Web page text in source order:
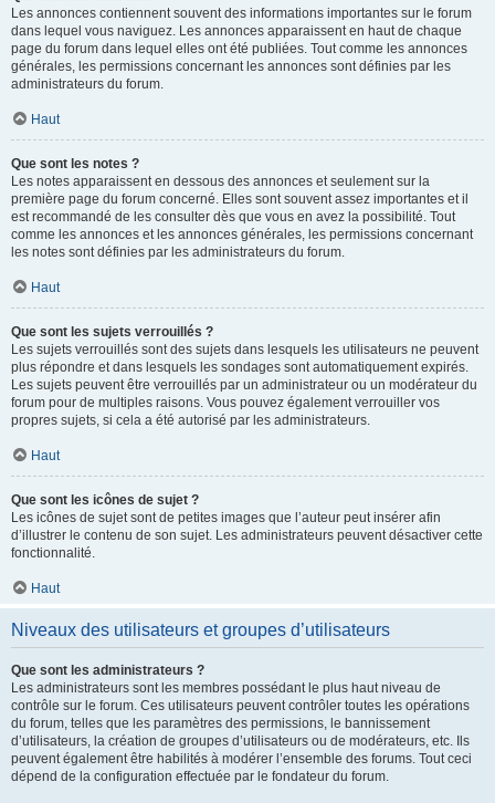
Les annonces contiennent souvent des informations importantes sur le forum
dans lequel vous naviguez. Les annonces apparaissent en haut de chaque
page du forum dans lequel elles ont été publiées. Tout comme les annonces
générales, les permissions concernant les annonces sont définies par les
administrateurs du forum.
Haut
Que sont les notes ?
Les notes apparaissent en dessous des annonces et seulement sur la
première page du forum concerné. Elles sont souvent assez importantes et il
est recommandé de les consulter dès que vous en avez la possibilité. Tout
comme les annonces et les annonces générales, les permissions concernant
les notes sont définies par les administrateurs du forum.
Haut
Que sont les sujets verrouillés ?
Les sujets verrouillés sont des sujets dans lesquels les utilisateurs ne peuvent
plus répondre et dans lesquels les sondages sont automatiquement expirés.
Les sujets peuvent être verrouillés par un administrateur ou un modérateur du
forum pour de multiples raisons. Vous pouvez également verrouiller vos
propres sujets, si cela a été autorisé par les administrateurs.
Haut
Que sont les icônes de sujet ?
Les icônes de sujet sont de petites images que l’auteur peut insérer afin
d’illustrer le contenu de son sujet. Les administrateurs peuvent désactiver cette
fonctionnalité.
Haut
Niveaux des utilisateurs et groupes d’utilisateurs
Que sont les administrateurs ?
Les administrateurs sont les membres possédant le plus haut niveau de
contrôle sur le forum. Ces utilisateurs peuvent contrôler toutes les opérations
du forum, telles que les paramètres des permissions, le bannissement
d’utilisateurs, la création de groupes d’utilisateurs ou de modérateurs, etc. Ils
peuvent également être habilités à modérer l’ensemble des forums. Tout ceci
dépend de la configuration effectuée par le fondateur du forum.